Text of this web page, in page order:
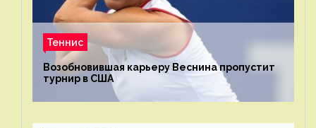
Теннис
Возобновившая карьеру Веснина пропустит
турнир в США